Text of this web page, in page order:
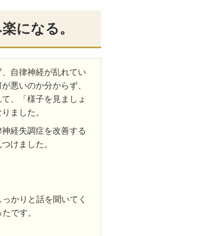
になる。
自律神経が乱れてい
悪いのか分からず、
、「様子を見ましょ
ました。
経失調症を改善する
けました。
かりと話を聞いてく
です。